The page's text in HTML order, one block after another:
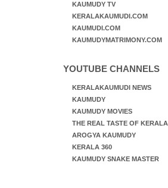
KAUMUDY TV
KERALAKAUMUDI.COM
KAUMUDI.COM
KAUMUDYMATRIMONY.COM
YOUTUBE CHANNELS
KERALAKAUMUDI NEWS
KAUMUDY
KAUMUDY MOVIES
THE REAL TASTE OF KERALA
AROGYA KAUMUDY
KERALA 360
KAUMUDY SNAKE MASTER